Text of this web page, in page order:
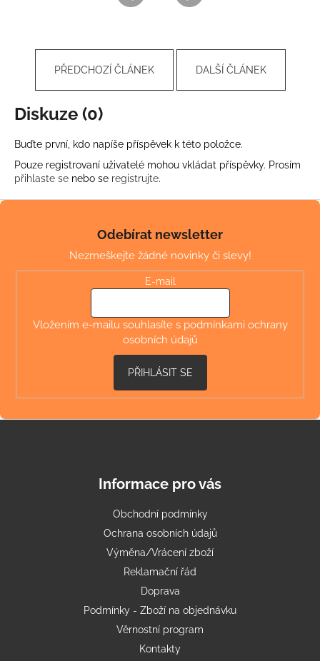
PŘEDCHOZÍ ČLÁNEK DALŠÍ ČLÁNEK
Diskuze (0)
Buďte první, kdo napíše příspěvek k této položce.
Pouze registrovaní uživatelé mohou vkládat příspěvky. Prosím
přihlaste se nebo se registrujte.
Z
Odebírat newsletter
Nezmeškejte žádné novinky či slevy!
E-mail
Vložením e-mailu souhlasíte s podmínkami ochrany
osobních údajů
PŘIHLÁSIT SE
Informace pro vás
Obchodní podmínky
Ochrana osobních údajů
Výměna/Vrácení zboží
Reklamační řád
Doprava
Podmínky - Zboží na objednávku
Věrnostní program
Kontakty